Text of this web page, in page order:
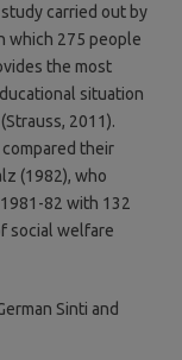
study carried out by
which 275 people
the most
situation
2011).
their
(1982), who
82 with 132
social welfare
Sinti and